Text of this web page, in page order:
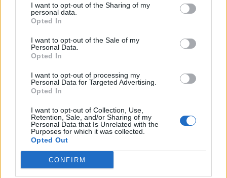
I want to opt-out of the Sharing of my
personal data.
Opted In
I want to opt-out of the Sale of my
Personal Data.
Opted In
I want to opt-out of processing my
Personal Data for Targeted Advertising.
Opted In
I want to opt-out of Collection, Use,
Retention, Sale, and/or Sharing of my
Personal Data that Is Unrelated with the
Purposes for which it was collected.
Opted Out
CONFIRM
σε συνεργασία με πανεπιστημιακά τμήματα του
εξωτερικού.
Σύμφωνα με αναλύσεις και έρευνες από το
Πανεπιστήμιο Αθηνών, η τυροσόλη και η
υδροξυτυροσόλη, κατά μέσο όρο βρίσκονται στις
επιτραπέζιες ελιές σε συγκεντρώσεις 134 mg ανά
Ιδιαίτερα όμως, στις βιολογικές ελιές Καλαμών
"Βαλσαμικές" από τους Ελαιώνες Σακελλαρόπουλου
στη Σπάρτη Λακωνίας, βρέθηκε ότι έχουν 560 mg
ανά κιλό τυροσόλη και 1300 mg ανά κιλό